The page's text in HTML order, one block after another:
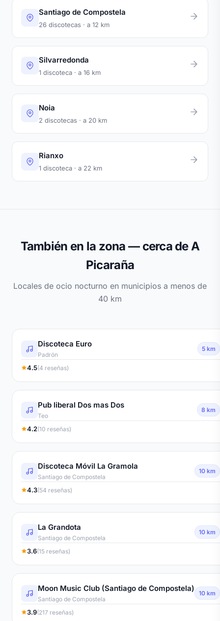
Santiago de Compostela
26 discotecas · a 12 km
Silvarredonda
1 discoteca · a 16 km
Noia
2 discotecas · a 20 km
Rianxo
1 discoteca · a 22 km
También en la zona — cerca de A
Picaraña
Locales de ocio nocturno en municipios a menos de
40 km
Discoteca Euro
Padrón
5 km
4.5(4 reseñas)
Pub liberal Dos mas Dos
Teo
8 km
4.2(10 reseñas)
Discoteca Móvil La Gramola
Santiago de Compostela
10 km
4.3(54 reseñas)
La Grandota
Santiago de Compostela
10 km
3.6(15 reseñas)
Moon Music Club (Santiago de Compostela)
Santiago de Compostela
10 km
3.9(217 reseñas)